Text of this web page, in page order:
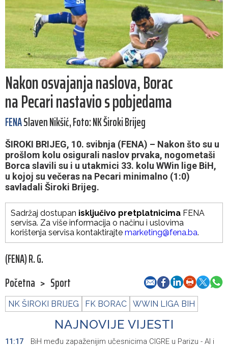
Nakon osvajanja naslova, Borac
na Pecari nastavio s pobjedama
FENASlaven Nikšić, Foto: NK Široki Brijeg
ŠIROKI BRIJEG, 10. svibnja (FENA) – Nakon što su u
prošlom kolu osigurali naslov prvaka, nogometaši
Borca slavili su i u utakmici 33. kolu WWin lige BiH,
u kojoj su večeras na Pecari minimalno (1:0)
savladali Široki Brijeg.
Sadržaj dostupan isključivo pretplatnicima FENA
servisa. Za više informacija o načinu i uslovima
korištenja servisa kontaktirajte marketing@fena.ba.
(FENA) R. G.
Početna > Sport
NK ŠIROKI BRIJEG FK BORAC WWIN LIGA BIH
NAJNOVIJE VIJESTI
11:17
BiH među zapaženijim učesnicima CIGRE u Parizu - AI i